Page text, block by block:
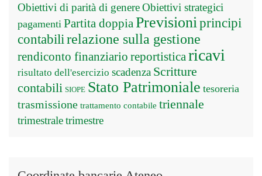
Obiettivi di parità di genereObiettivi strategici
pagamenti Partita doppia Previsioni principi
contabili relazione sulla gestione
rendiconto finanziario reportistica ricavi
risultato dell'esercizio scadenza Scritture
contabili SIOPE Stato Patrimoniale tesoreria
trasmissione trattamento contabile triennale
trimestraletrimestre